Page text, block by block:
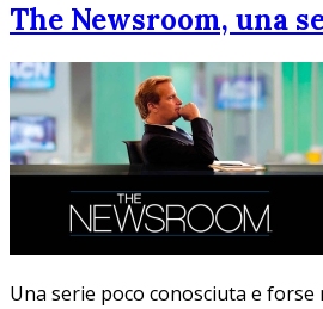
The Newsroom, una
Una serie poco conosciuta e